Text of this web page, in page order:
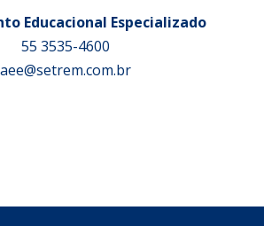
Educacional Especializado
55 3535-4600
aee@setrem.com.br